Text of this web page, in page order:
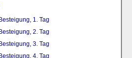
1. Tag
2. Tag
3. Tag
4. Tag